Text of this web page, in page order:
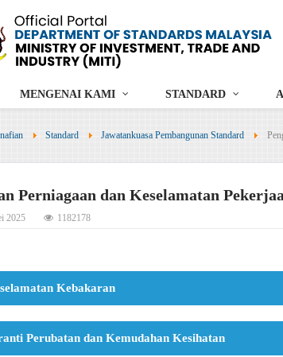
MENGENAI KAMI STANDARD
Standard Jawatankuasa Pembangunan Standard
Perniagaan dan Keselamatan
2025 1182178
Kebakaran
Perubatan dan Kemudahan Kesihatan